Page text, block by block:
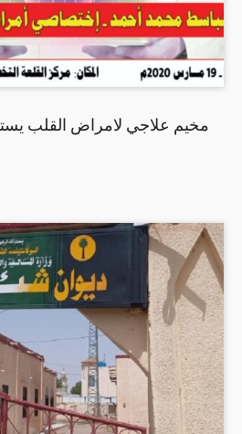
مخيم علاجي لامراض القلب